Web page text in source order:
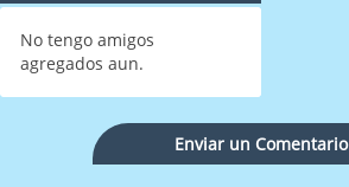
No tengo amigos
agregados aun.
Enviar un Comentario